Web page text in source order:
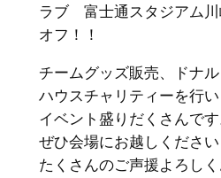
ラブ 富士通スタジアム川
オフ！！
チームグッズ販売、ドナ
ハウスチャリティーを行い
イベント盛りだくさんです
ぜひ会場にお越しください
たくさんのご声援よろしく